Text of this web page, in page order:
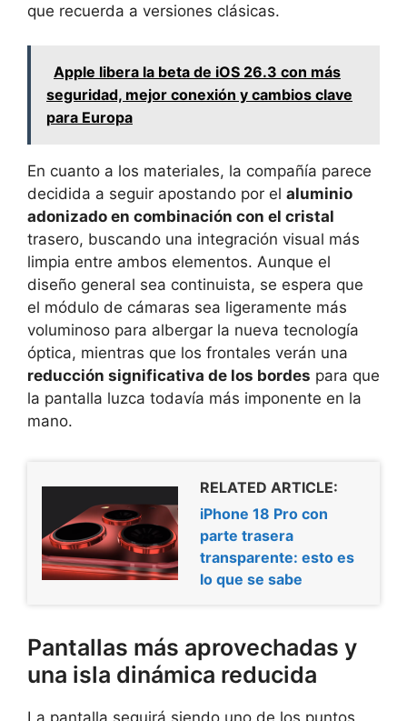
que recuerda a versiones clásicas.
Apple libera la beta de iOS 26.3 con más
seguridad, mejor conexión y cambios clave
para Europa
En cuanto a los materiales, la compañía parece
decidida a seguir apostando por el aluminio
adonizado en combinación con el cristal
trasero, buscando una integración visual más
limpia entre ambos elementos. Aunque el
diseño general sea continuista, se espera que
el módulo de cámaras sea ligeramente más
voluminoso para albergar la nueva tecnología
óptica, mientras que los frontales verán una
reducción significativa de los bordes para que
la pantalla luzca todavía más imponente en la
mano.
RELATED ARTICLE:
iPhone 18 Pro con
parte trasera
transparente: esto es
lo que se sabe
Pantallas más aprovechadas y
una isla dinámica reducida